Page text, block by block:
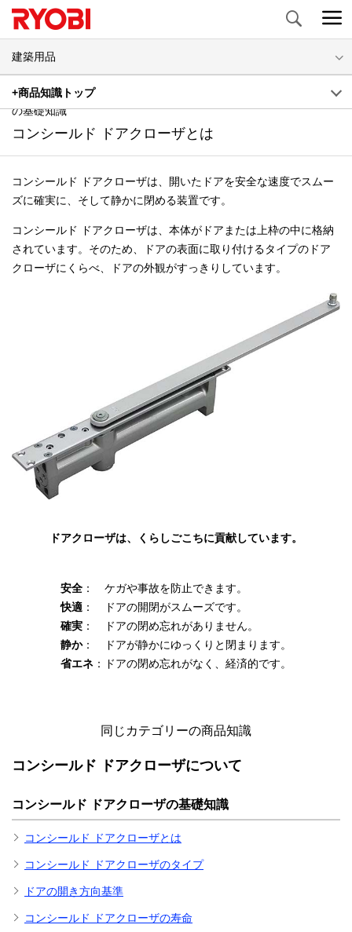
Search
建築用品
+商品知識トップ
コンシールド ドアクローザについて | コンシールド ドアクローザ
の基礎知識
コンシールド ドアクローザとは
コンシールド ドアクローザは、開いたドアを安全な速度でスムー
ズに確実に、そして静かに閉める装置です。
コンシールド ドアクローザは、本体がドアまたは上枠の中に格納
されています。そのため、ドアの表面に取り付けるタイプのドア
クローザにくらべ、ドアの外観がすっきりしています。
ドアクローザは、くらしごこちに貢献しています。
安全 ：
ケガや事故を防止できます。
快適 ：
ドアの開閉がスムーズです。
確実 ：
ドアの閉め忘れがありません。
静か：
ドアが静かにゆっくりと閉まります。
省エネ ： ドアの閉め忘れがなく、経済的です。
同じカテゴリーの商品知識
コンシールド ドアクローザについて
コンシールド ドアクローザの基礎知識
コンシールド ドアクローザとは
コンシールド ドアクローザのタイプ
ドアの開き方向基準
コンシールド ドアクローザの寿命